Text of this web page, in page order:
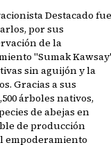
Destacado fue
por sus
de la
"Sumak
sin aguijón y la
Gracias a sus
árboles nativos,
de abejas en
de producción
empoderamiento